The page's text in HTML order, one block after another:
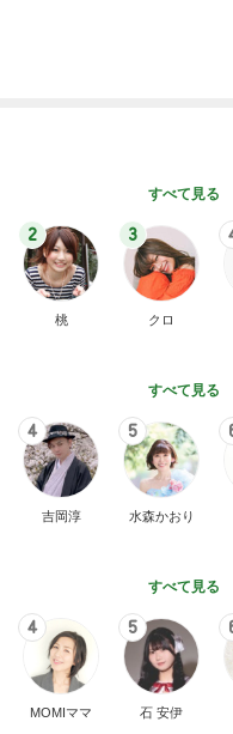
すべて見る
2
桃
3
クロ
すべて見る
4
吉岡淳
5
水森かおり
すべて見る
4
MOMIママ
5
石 安伊